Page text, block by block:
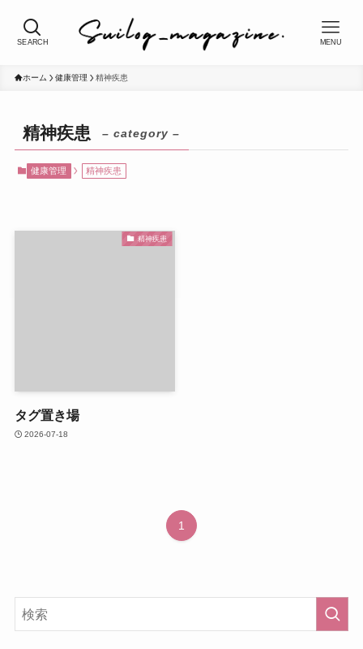
SEARCH MENU
ホーム 健康管理 精神疾患
精神疾患 – category –
健康管理 精神疾患
精神疾患
タグ置き場
2026-07-18
1